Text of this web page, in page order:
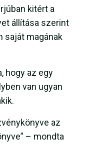
kitért a
állítása szerint
saját magának
hogy az egy
van ugyan
az
– mondta